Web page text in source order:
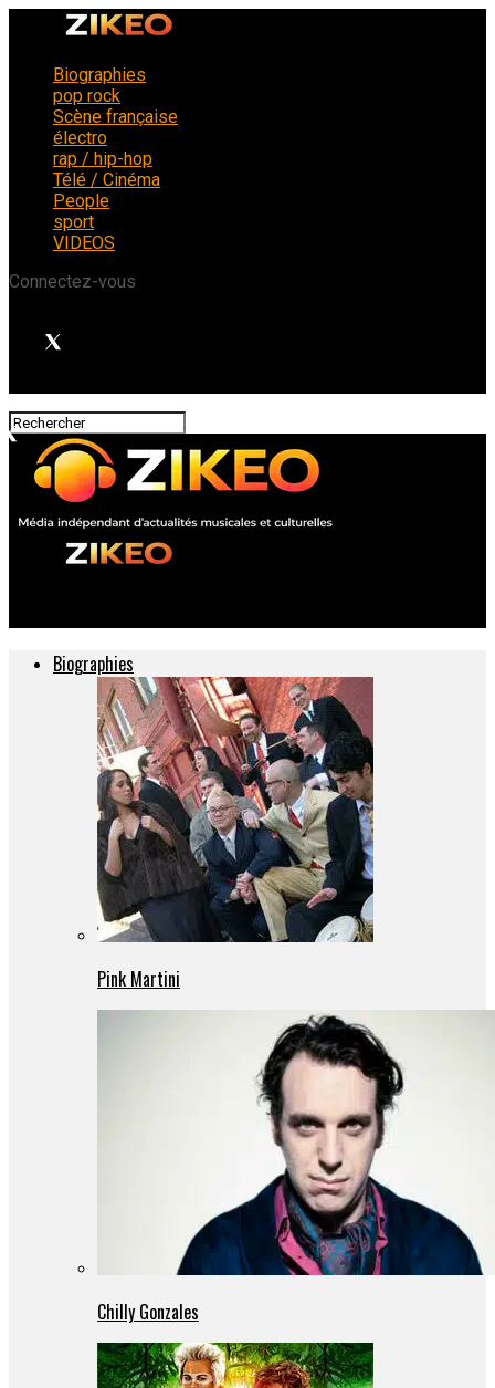
Biographies
pop rock
Scène française
électro
rap / hip-hop
Télé / Cinéma
People
sport
VIDEOS
Connectez-vous
Biographies
Pink Martini
Chilly Gonzales